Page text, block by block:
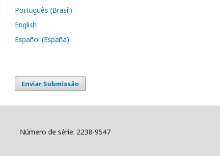
Português (Brasil)
English
Español (España)
Enviar Submissão
Número de série: 2238-9547